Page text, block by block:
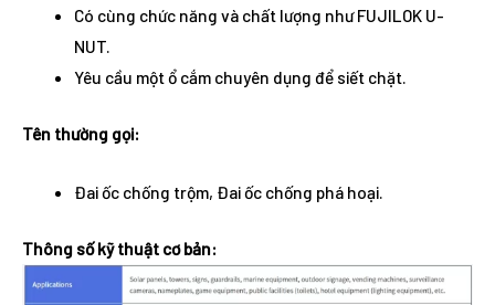
Có cùng chức năng và chất lượng như FUJILOK U-
NUT.
Yêu cầu một ổ cắm chuyên dụng để siết chặt.
Tên thường gọi:
Đai ốc chống trộm, Đai ốc chống phá hoại.
Thông số kỹ thuật cơ bản: